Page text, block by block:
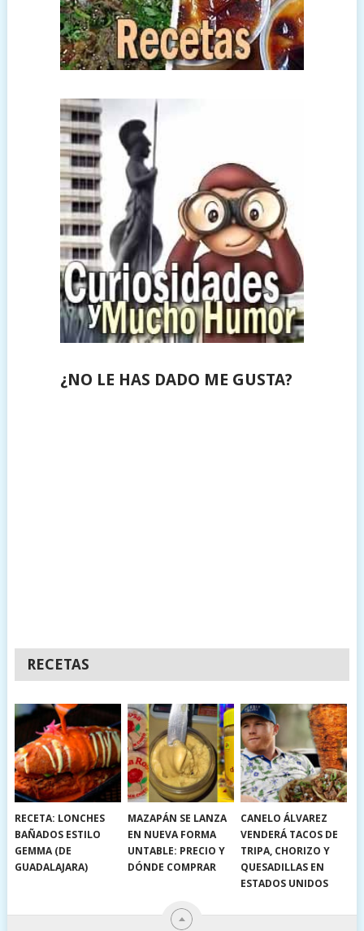
¿NO LE HAS DADO ME GUSTA?
RECETAS
RECETA: LONCHES
BAÑADOS ESTILO
GEMMA (DE
GUADALAJARA)
MAZAPÁN SE LANZA
EN NUEVA FORMA
UNTABLE: PRECIO Y
DÓNDE COMPRAR
CANELO ÁLVAREZ
VENDERÁ TACOS DE
TRIPA, CHORIZO Y
QUESADILLAS EN
ESTADOS UNIDOS